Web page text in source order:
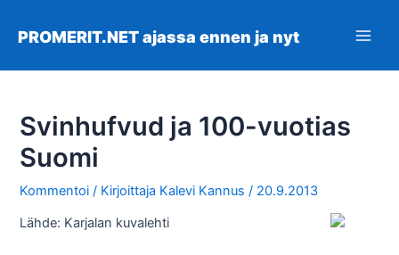
sisältöön
PROMERIT.NET ajassa ennen ja nyt
Svinhufvud ja 100-vuotias
Suomi
Kommentoi / Kirjoittaja Kalevi Kannus/ 20.9.2013
Lähde: Karjalan kuvalehti